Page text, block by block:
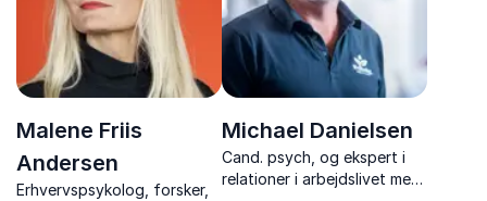
hverdag.
Malene Friis
Andersen
Erhvervspsykolog, forsker,
Michael Danielsen
Cand. psych, og ekspert i
relationer i arbejdslivet med